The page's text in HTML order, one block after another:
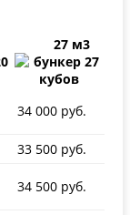
27 м3
34 000 руб.
33 500 руб.
34 500 руб.